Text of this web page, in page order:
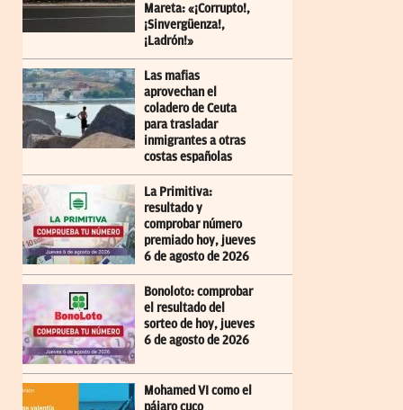
Mareta: «¡Corrupto!,
¡Sinvergüenza!,
¡Ladrón!»
Las mafias
aprovechan el
coladero de Ceuta
para trasladar
inmigrantes a otras
costas españolas
La Primitiva:
resultado y
comprobar número
premiado hoy, jueves
6 de agosto de 2026
Bonoloto: comprobar
el resultado del
sorteo de hoy, jueves
6 de agosto de 2026
Mohamed VI como el
pájaro cuco